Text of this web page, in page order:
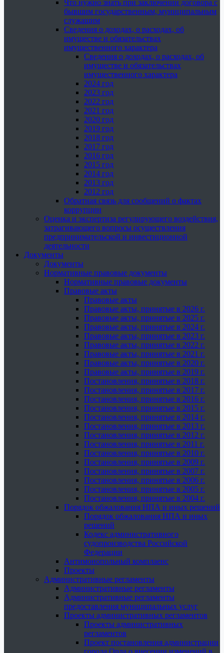
Что нужно знать при заключении договора с
бывшим государственным, муниципальным
служащим
Сведения о доходах, о расходах, об
имуществе и обязательствах
имущественного характера
Сведения о доходах, о расходах, об
имуществе и обязательствах
имущественного характера
2024 год
2023 год
2022 год
2021 год
2020 год
2019 год
2018 год
2017 год
2016 год
2015 год
2014 год
2013 год
2012 год
Обратная связь для сообщений о фактах
коррупции
Оценка и экспертиза регулирующего воздействия,
затрагивающего вопросы осуществления
предпринимательской и инвестиционной
деятельности
Документы
Документы
Нормативные правовые документы
Нормативные правовые документы
Правовые акты
Правовые акты
Правовые акты, принятые в 2026 г.
Правовые акты, принятые в 2025 г.
Правовые акты, принятые в 2024 г.
Правовые акты, принятые в 2023 г.
Правовые акты, принятые в 2022 г.
Правовые акты, принятые в 2021 г.
Правовые акты, принятые в 2020 г.
Правовые акты, принятые в 2019 г.
Постановления, принятые в 2018 г.
Постановления, принятые в 2017 г.
Постановления, принятые в 2016 г.
Постановления, принятые в 2015 г.
Постановления, принятые в 2014 г.
Постановления, принятые в 2013 г.
Постановления, принятые в 2012 г.
Постановления, принятые в 2011 г.
Постановления, принятые в 2010 г.
Постановления, принятые в 2009 г.
Постановления, принятые в 2007 г.
Постановления, принятые в 2006 г.
Постановления, принятые в 2005 г.
Постановления, принятые в 2004 г.
Порядок обжалования НПА и иных решений
Порядок обжалования НПА и иных
решений
Кодекс административного
судопроизводства Российской
Федерации
Антимонопольный комплаенс
Проекты
Административные регламенты
Административные регламенты
Административные регламенты
предоставления муниципальных услуг
Проекты административных регламентов
Проекты административных
регламентов
Проект постановления администрации
города Орла о внесении изменений в